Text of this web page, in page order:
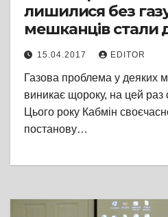
лишилися без
мешканців стали
міської ради
15.04.2017 EDITOR
Газова проблема у деяких
виникає щороку, на цей раз
Цього року Кабмін
постанову…